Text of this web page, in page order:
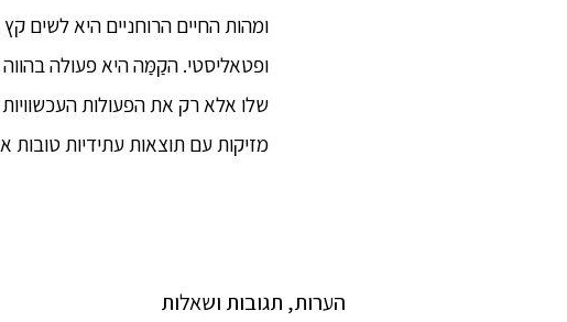
ומהות החיים הרוחניים היא לשים
ופטאליסטי. הקַמַּה היא פעולה
שלו אלא רק את הפעולות העכשוויות
מזיקות עם תוצאות עתידיות טובות
הערות, תגובות ושאלות